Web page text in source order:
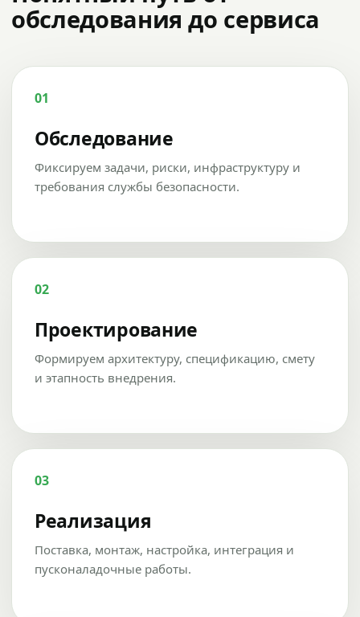
обследования до сервиса
01
Обследование
Фиксируем задачи, риски, инфраструктуру и
требования службы безопасности.
02
Проектирование
Формируем архитектуру, спецификацию, смету
и этапность внедрения.
03
Реализация
Поставка, монтаж, настройка, интеграция и
пусконаладочные работы.